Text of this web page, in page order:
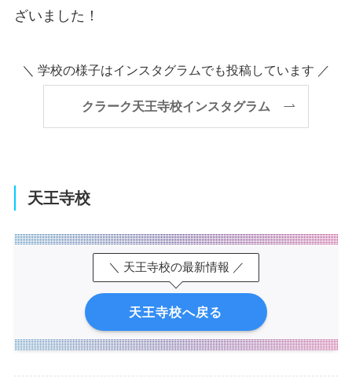
ざいました！
＼ 学校の様子はインスタグラムでも投稿しています ／
クラーク天王寺校インスタグラム
天王寺校
＼ 天王寺校の最新情報 ／
天王寺校へ戻る